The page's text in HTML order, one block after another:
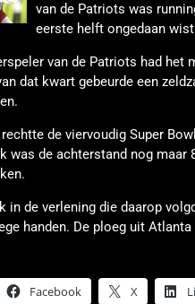
van de Patriots was
eerste helft ongedaan
van de Patriots had
dat kwart gebeurde een
de viervoudig Super
was de achterstand nog maar
in de verlening die daarop
handen. De ploeg uit Atlanta
Facebook X